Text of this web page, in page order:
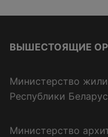
ВЫШЕСТОЯЩИЕ
Министерство
Республики
Министерство